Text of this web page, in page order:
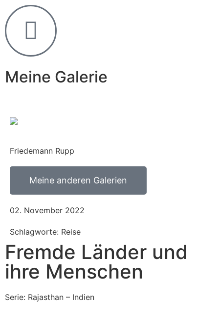
Meine Galerie
Friedemann Rupp
Meine anderen Galerien
02. November 2022
Schlagworte: Reise
Fremde Länder und
ihre Menschen
Serie: Rajasthan – Indien